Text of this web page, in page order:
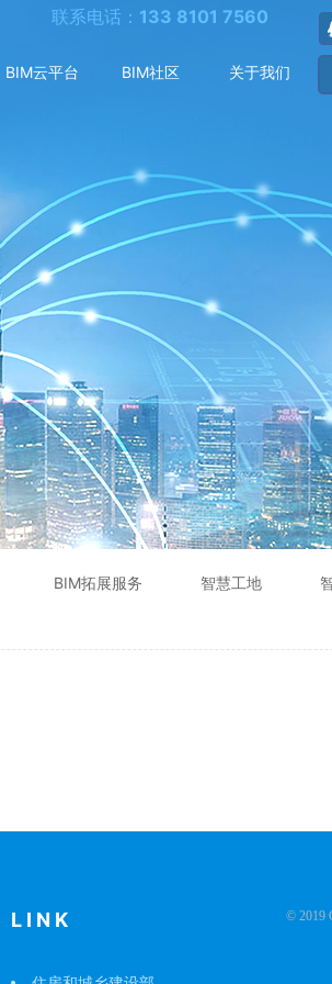
联系电话： 133 8101 7560
BIM云平台 BIM社区 关于我们
BIM拓展服务 智慧工地
© 2019
LINK